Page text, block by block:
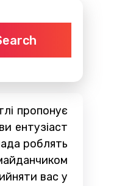
пропонує
ентузіаст
роблять
вас у